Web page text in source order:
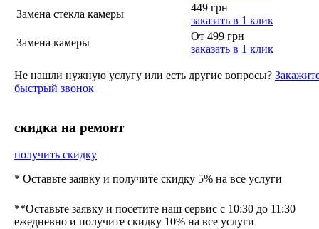
Замена стекла камеры
449 грн
заказать в 1 клик
Замена камеры
От 499 грн
заказать в 1 клик
Не нашли нужную услугу или есть другие вопросы?
быстрый звонок
cкидка на ремонт
получить скидку
* Оставьте заявку и получите скидку 5% на все услуги
**Оставьте заявку и посетите наш сервис с 10:30 до 11:30
ежедневно и получите скидку 10% на все услуги